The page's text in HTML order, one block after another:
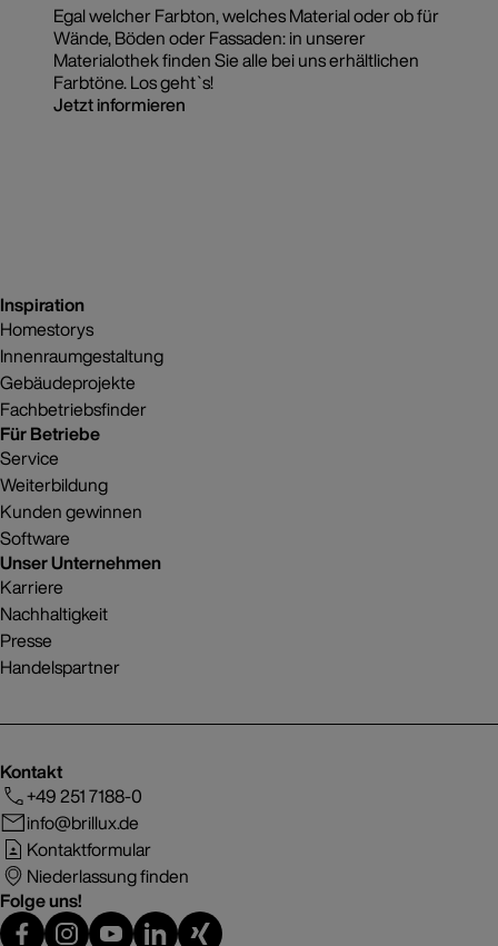
Egal welcher Farbton, welches Material oder ob für
Wände, Böden oder Fassaden: in unserer
Materialothek finden Sie alle bei uns erhältlichen
Farbtöne. Los geht`s!
Jetzt informieren
Inspiration
Homestorys
Innenraumgestaltung
Gebäudeprojekte
Fachbetriebsfinder
Für Betriebe
Service
Weiterbildung
Kunden gewinnen
Software
Unser Unternehmen
Karriere
Nachhaltigkeit
Presse
Handelspartner
Kontakt
+49 251 7188-0
info@brillux.de
Kontaktformular
Niederlassung finden
Folge uns!